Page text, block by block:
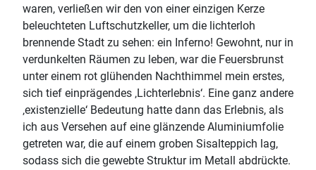
waren, verließen wir den von einer einzigen Kerze
beleuchteten Luftschutzkeller, um die lichterloh
brennende Stadt zu sehen: ein Inferno! Gewohnt, nur in
verdunkelten Räumen zu leben, war die Feuersbrunst
unter einem rot glühenden Nachthimmel mein erstes,
sich tief einprägendes ‚Lichterlebnis‘. Eine ganz andere
‚existenzielle‘ Bedeutung hatte dann das Erlebnis, als
ich aus Versehen auf eine glänzende Aluminiumfolie
getreten war, die auf einem groben Sisalteppich lag,
sodass sich die gewebte Struktur im Metall abdrückte.